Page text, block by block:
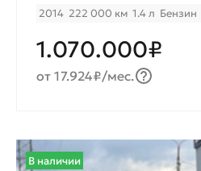
2014 222 000 км 1.4 л Бензин
1.070.000₽
от 17.924₽/мес.
В наличии